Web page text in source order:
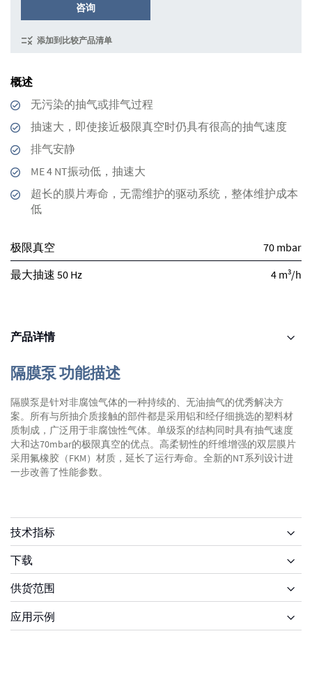
概述
无污染的抽气或排气过程
抽速大，即使接近极限真空时仍具有很高的抽气速度
排气安静
ME 4 NT振动低，抽速大
超长的膜片寿命，无需维护的驱动系统，整体维护成本
低
极限真空
70 mbar
最大抽速 50 Hz
4 m3/h
咨询
添加到比较产品清单
产品详情
隔膜泵 功能描述
隔膜泵是针对非腐蚀气体的一种持续的、无油抽气的优秀解决方
案。所有与所抽介质接触的部件都是采用铝和经仔细挑选的塑料材
质制成，广泛用于非腐蚀性气体。单级泵的结构同时具有抽气速度
大和达70mbar的极限真空的优点。高柔韧性的纤维增强的双层膜片
采用氟橡胶（FKM）材质，延长了运行寿命。全新的NT系列设计进
一步改善了性能参数。
技术指标
下载
供货范围
应用示例